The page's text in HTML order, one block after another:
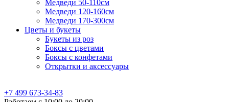
Медведи 50-110см
Медведи 120-160см
Медведи 170-300см
Цветы и букеты
Букеты из роз
Боксы с цветами
Боксы с конфетами
Открытки и аксессуары
+7 499 673-34-83